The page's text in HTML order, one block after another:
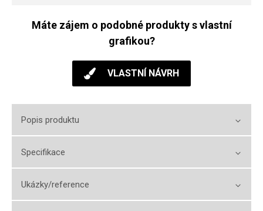
Máte zájem o podobné produkty s vlastní
grafikou?
VLASTNÍ NÁVRH
Popis produktu
Specifikace
Ukázky/reference